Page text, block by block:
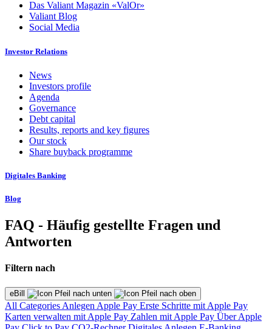
Das Valiant Magazin «ValOr»
Valiant Blog
Social Media
Investor Relations
News
Investors profile
Agenda
Governance
Debt capital
Results, reports and key figures
Our stock
Share buyback programme
Digitales Banking
Blog
FAQ - Häufig gestellte Fragen und
Antworten
Filtern nach
eBill
All Categories Anlegen Apple Pay Erste Schritte mit Apple Pay
Karten verwalten mit Apple Pay Zahlen mit Apple Pay Über Apple